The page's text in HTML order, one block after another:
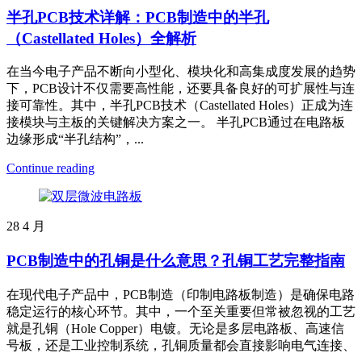
半孔PCB技术详解：PCB制造中的半孔
（Castellated Holes）全解析
在当今电子产品不断向小型化、模块化和高集成度发展的趋势
下，PCB设计不仅需要高性能，还要具备良好的可扩展性与连
接可靠性。其中，半孔PCB技术（Castellated Holes）正成为连
接模块与主板的关键解决方案之一。 半孔PCB通过在电路板
边缘形成“半孔结构”，...
Continue reading
28 4 月
PCB制造中的孔铜是什么意思？孔铜工艺完整指南
在现代电子产品中，PCB制造（印制电路板制造）是确保电路
稳定运行的核心环节。其中，一个至关重要但常被忽视的工艺
就是孔铜（Hole Copper）电镀。无论是多层电路板、高速信
号板，还是工业控制系统，孔铜质量都会直接影响电气连接、